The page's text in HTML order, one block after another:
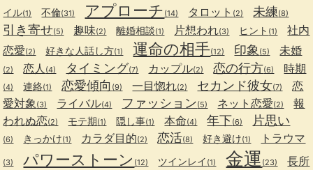
イル(1) 不倫(31) アプローチ (14) タロット (2) 未練(8)
引き寄せ(5) 趣味(2) 離婚相談(1) 片想われ(3) ヒント (1)
社内
恋愛(2) 好きな人話し方(1) 運命の相手(12) 印象 (5) 未婚
(2) 恋人 (4) タイミング(7) カップル(2) 恋の行方(6) 時期
(4) 連絡(1) 恋愛傾向 (9) 一目惚れ(2) セカンド彼女(7)
恋
愛対象 (3) ライバル(4) ファッション(5) ネット恋愛(2)
報
われぬ恋(2) モテ期(1) 隠し事(1) 本命(4) 年下(6) 片思い
(6) きっかけ(1) カラダ目的(2) 恋活(8) 好き避け(1) トラウマ
(3) パワーストーン (12) ツインレイ (1) 金運 (23)
長所